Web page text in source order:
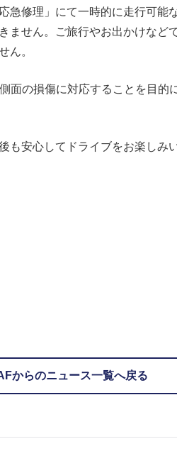
修理」にて一時的に走行可
ません。ご旅行やお出かけな
ん。
の損傷に対応することを目
安心してドライブをお楽し
からのニュース一覧へ戻る